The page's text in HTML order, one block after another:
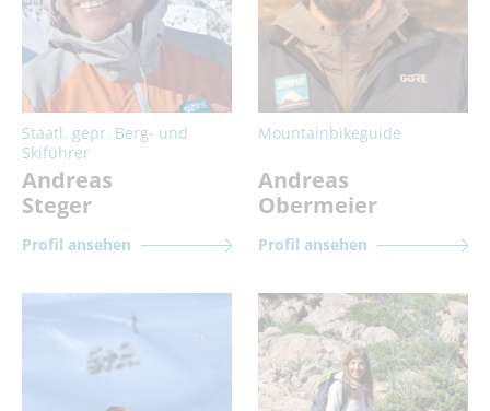
Staatl. gepr. Berg- und
Skiführer
Andreas
Steger
Profil ansehen
Mountainbikeguide
Andreas
Obermeier
Profil ansehen